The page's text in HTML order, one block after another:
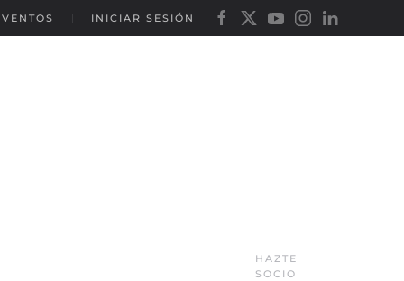
INICIAR SESIÓN
HAZTE
SOCIO